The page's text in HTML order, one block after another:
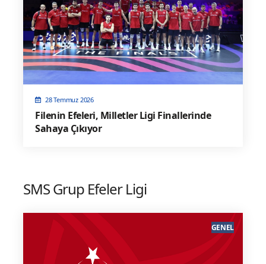
28 Temmuz 2026
Filenin Efeleri, Milletler Ligi Finallerinde
Sahaya Çıkıyor
SMS Grup Efeler Ligi
GENEL